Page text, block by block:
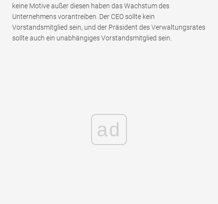
keine Motive außer diesen haben das Wachstum des
Unternehmens vorantreiben. Der CEO sollte kein
Vorstandsmitglied sein, und der Präsident des Verwaltungsrates
sollte auch ein unabhängiges Vorstandsmitglied sein.
ad